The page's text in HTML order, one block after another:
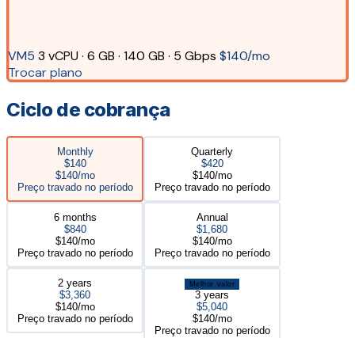
VM5 3 vCPU · 6 GB · 140 GB · 5 Gbps $140/mo
Trocar plano
Ciclo de cobrança
Monthly
$140
$140/mo
Preço travado no período
Quarterly
$420
$140/mo
Preço travado no período
6 months
$840
$140/mo
Preço travado no período
Annual
$1,680
$140/mo
Preço travado no período
2 years
$3,360
$140/mo
Preço travado no período
Melhor valor
3 years
$5,040
$140/mo
Preço travado no período